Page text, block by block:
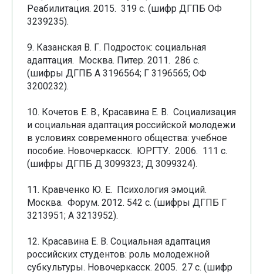
Реабилитация. 2015. 319 с. (шифр ДГПБ ОФ
3239235).
9. Казанская В. Г. Подросток: социальная
адаптация. Москва. Питер. 2011. 286 с.
(шифры ДГПБ А 3196564; Г 3196565; ОФ
3200232).
10. Кочетов Е. В., Красавина Е. В. Социализация
и социальная адаптация российской молодежи
в условиях современного общества: учебное
пособие. Новочеркасск. ЮРГТУ. 2006. 111 с.
(шифры ДГПБ Д 3099323; Д 3099324).
11. Кравченко Ю. Е. Психология эмоций.
Москва. Форум. 2012. 542 с. (шифры ДГПБ Г
3213951; А 3213952).
12. Красавина Е. В. Социальная адаптация
российских студентов: роль молодежной
субкультуры. Новочеркасск. 2005. 27 с. (шифр